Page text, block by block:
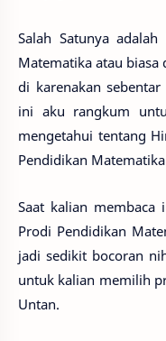
Salah Satunya
Matematika atau biasa
di karenakan
ini aku rangkum
mengetahui tentang
Pendidikan
Saat kalian membaca
Prodi Pendidikan
jadi sedikit bocoran
untuk kalian memilih
Untan.